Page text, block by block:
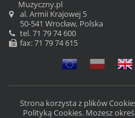
97
103
104 105
110
122 123
127
128 129
133
134 135
Muzyczny.pl
al. Armii Krajowej 5
50-541 Wrocław, Polska
tel.71 79 74 600
fax: 71 79 74 615
Strona korzysta z plików
Polityką Cookies. Możesz